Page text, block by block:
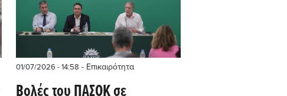
01/07/2026 - 14:58 - Επικαιρότητα